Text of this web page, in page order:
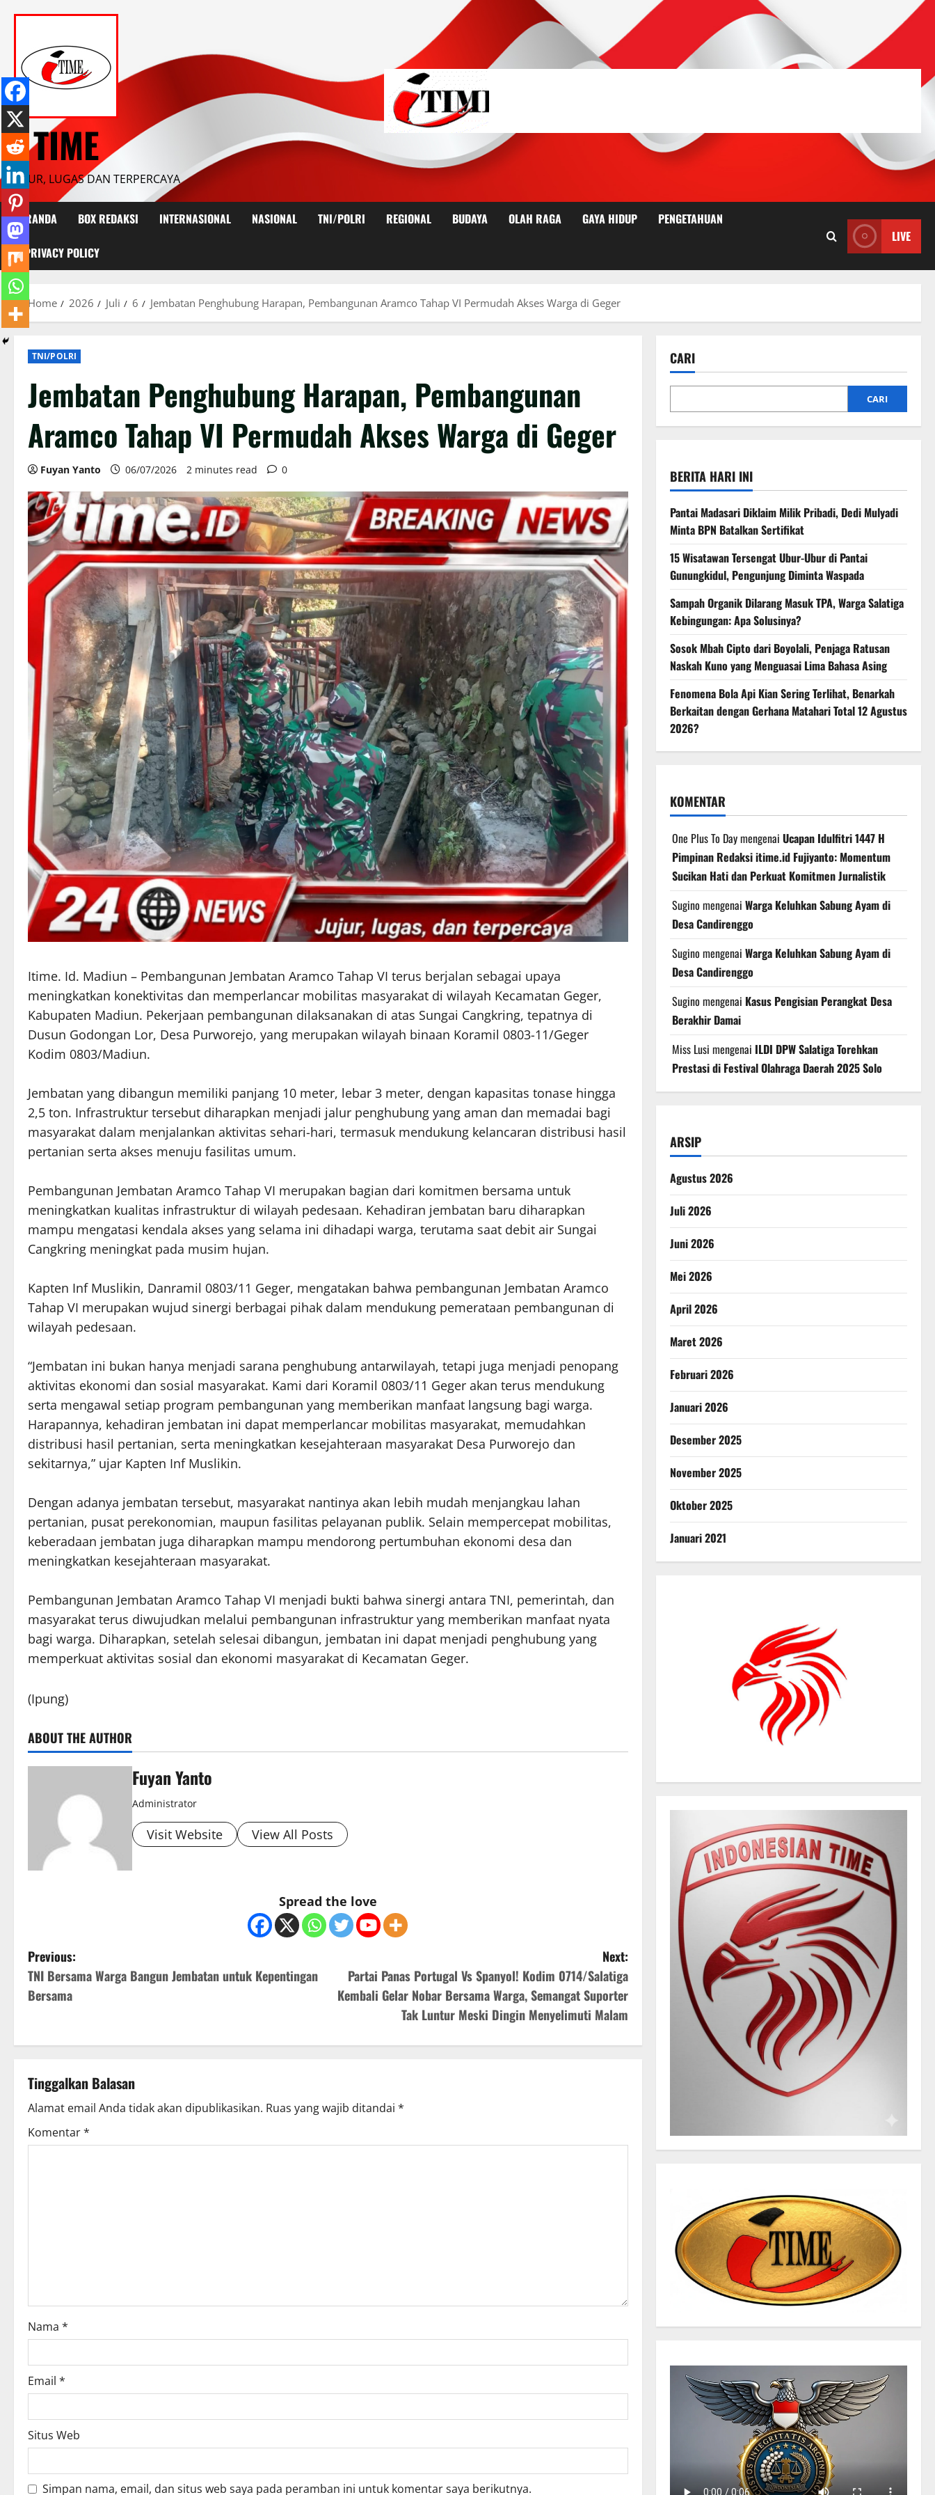
I TIME
JUJUR, LUGAS DAN TERPERCAYA
BERANDA BOX REDAKSI INTERNASIONAL NASIONAL TNI/POLRI REGIONAL BUDAYA OLAH RAGA GAYA HIDUP PENGETAHUAN
PRIVACY POLICY
LIVE
Home 2026 Juli 6 Jembatan Penghubung Harapan, Pembangunan Aramco Tahap VI Permudah Akses Warga di Geger
TNI/POLRI
Jembatan Penghubung Harapan, Pembangunan
Aramco Tahap VI Permudah Akses Warga di Geger
Fuyan Yanto 06/07/2026 2 minutes read 0
Itime. Id. Madiun – Pembangunan Jembatan Aramco Tahap VI terus berjalan sebagai upaya
meningkatkan konektivitas dan memperlancar mobilitas masyarakat di wilayah Kecamatan Geger,
Kabupaten Madiun. Pekerjaan pembangunan dilaksanakan di atas Sungai Cangkring, tepatnya di
Dusun Godongan Lor, Desa Purworejo, yang merupakan wilayah binaan Koramil 0803-11/Geger
Kodim 0803/Madiun.
Jembatan yang dibangun memiliki panjang 10 meter, lebar 3 meter, dengan kapasitas tonase hingga
2,5 ton. Infrastruktur tersebut diharapkan menjadi jalur penghubung yang aman dan memadai bagi
masyarakat dalam menjalankan aktivitas sehari-hari, termasuk mendukung kelancaran distribusi hasil
pertanian serta akses menuju fasilitas umum.
Pembangunan Jembatan Aramco Tahap VI merupakan bagian dari komitmen bersama untuk
meningkatkan kualitas infrastruktur di wilayah pedesaan. Kehadiran jembatan baru diharapkan
mampu mengatasi kendala akses yang selama ini dihadapi warga, terutama saat debit air Sungai
Cangkring meningkat pada musim hujan.
Kapten Inf Muslikin, Danramil 0803/11 Geger, mengatakan bahwa pembangunan Jembatan Aramco
Tahap VI merupakan wujud sinergi berbagai pihak dalam mendukung pemerataan pembangunan di
wilayah pedesaan.
“Jembatan ini bukan hanya menjadi sarana penghubung antarwilayah, tetapi juga menjadi penopang
aktivitas ekonomi dan sosial masyarakat. Kami dari Koramil 0803/11 Geger akan terus mendukung
serta mengawal setiap program pembangunan yang memberikan manfaat langsung bagi warga.
Harapannya, kehadiran jembatan ini dapat memperlancar mobilitas masyarakat, memudahkan
distribusi hasil pertanian, serta meningkatkan kesejahteraan masyarakat Desa Purworejo dan
sekitarnya,” ujar Kapten Inf Muslikin.
Dengan adanya jembatan tersebut, masyarakat nantinya akan lebih mudah menjangkau lahan
pertanian, pusat perekonomian, maupun fasilitas pelayanan publik. Selain mempercepat mobilitas,
keberadaan jembatan juga diharapkan mampu mendorong pertumbuhan ekonomi desa dan
meningkatkan kesejahteraan masyarakat.
Pembangunan Jembatan Aramco Tahap VI menjadi bukti bahwa sinergi antara TNI, pemerintah, dan
masyarakat terus diwujudkan melalui pembangunan infrastruktur yang memberikan manfaat nyata
bagi warga. Diharapkan, setelah selesai dibangun, jembatan ini dapat menjadi penghubung yang
memperkuat aktivitas sosial dan ekonomi masyarakat di Kecamatan Geger.
(Ipung)
ABOUT THE AUTHOR
Fuyan Yanto
Administrator
Visit Website View All Posts
Spread the love
P
o
t
n
a
v
o
n
Previous:
TNI Bersama Warga Bangun Jembatan untuk Kepentingan
Bersama
Next:
Partai Panas Portugal Vs Spanyol! Kodim 0714/Salatiga
Kembali Gelar Nobar Bersama Warga, Semangat Suporter
Tak Luntur Meski Dingin Menyelimuti Malam
Tinggalkan Balasan
Alamat email Anda tidak akan dipublikasikan. Ruas yang wajib ditandai *
Komentar*
Nama *
Email *
Situs Web
Simpan nama, email, dan situs web saya pada peramban ini untuk komentar saya berikutnya.
CARI
CARI
BERITA HARI INI
Pantai Madasari Diklaim Milik Pribadi, Dedi Mulyadi
Minta BPN Batalkan Sertifikat
15 Wisatawan Tersengat Ubur-Ubur di Pantai
Gunungkidul, Pengunjung Diminta Waspada
Sampah Organik Dilarang Masuk TPA, Warga Salatiga
Kebingungan: Apa Solusinya?
Sosok Mbah Cipto dari Boyolali, Penjaga Ratusan
Naskah Kuno yang Menguasai Lima Bahasa Asing
Fenomena Bola Api Kian Sering Terlihat, Benarkah
Berkaitan dengan Gerhana Matahari Total 12 Agustus
2026?
KOMENTAR
One Plus To Daymengenai Ucapan Idulfitri 1447 H
Pimpinan Redaksi itime.id Fujiyanto: Momentum
Sucikan Hati dan Perkuat Komitmen Jurnalistik
Sugino mengenai Warga Keluhkan Sabung Ayam di
Desa Candirenggo
Sugino mengenai Warga Keluhkan Sabung Ayam di
Desa Candirenggo
Sugino mengenai Kasus Pengisian Perangkat Desa
Berakhir Damai
Miss Lusi mengenai ILDI DPW Salatiga Torehkan
Prestasi di Festival Olahraga Daerah 2025 Solo
ARSIP
Agustus 2026
Juli 2026
Juni 2026
Mei 2026
April 2026
Maret 2026
Februari 2026
Januari 2026
Desember 2025
November 2025
Oktober 2025
Januari 2021